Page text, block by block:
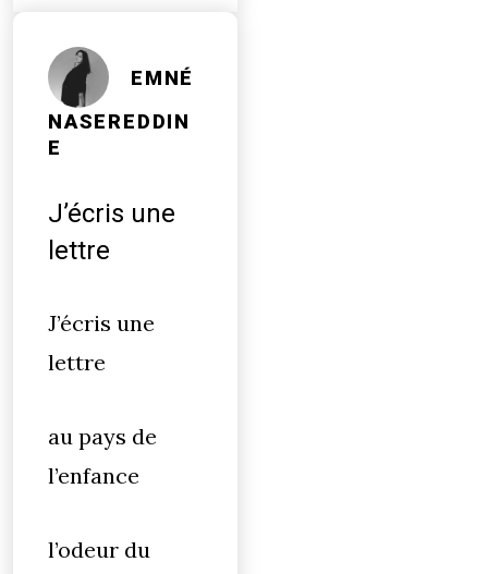
EMNÉ
NASEREDDIN
E
J’écris une
lettre
J’écris une
lettre
au pays de
l’enfance
l’odeur du